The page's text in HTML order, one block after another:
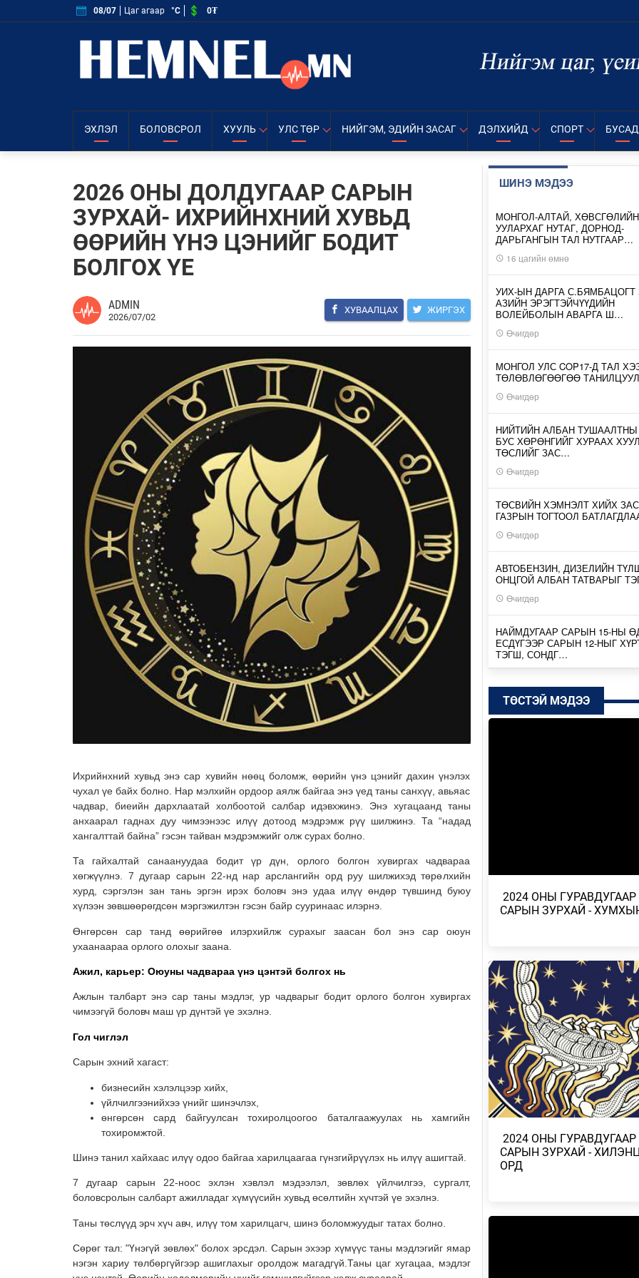
08/07 Цаг агаар °C 0₮
ЭХЛЭЛ БОЛОВСРОЛ ХУУЛЬ УЛС ТӨР НИЙГЭМ, ЭДИЙН ЗАСАГ ДЭЛХИЙД СПОРТ БУСАД
2026 ОНЫ ДОЛДУГААР САРЫН
ЗУРХАЙ- ИХРИЙНХНИЙ ХУВЬД
ӨӨРИЙН ҮНЭ ЦЭНИЙГ БОДИТ
БОЛГОХ ҮЕ
ADMIN
2026/07/02
ХУВААЛЦАХ ЖИРГЭХ
Ихрийнхний хувьд энэ сар хувийн нөөц боломж, өөрийн үнэ цэнийг дахин үнэлэх
чухал үе байх болно. Нар мэлхийн ордоор аялж байгаа энэ үед таны санхүү, авьяас
чадвар, биеийн дархлаатай холбоотой салбар идэвхжинэ. Энэ хугацаанд таны
анхаарал гаднах дуу чимээнээс илүү дотоод мэдрэмж рүү шилжинэ. Та “надад
хангалттай байна” гэсэн тайван мэдрэмжийг олж сурах болно.
Та гайхалтай санаануудаа бодит үр дүн, орлого болгон хувиргах чадвараа
хөгжүүлнэ. 7 дугаар сарын 22-нд нар арслангийн орд руу шилжихэд төрөлхийн
хурд, сэргэлэн зан тань эргэн ирэх боловч энэ удаа илүү өндөр түвшинд буюу
хүлээн зөвшөөрөгдсөн мэргэжилтэн гэсэн байр сууринаас илэрнэ.
Өнгөрсөн сар танд өөрийгөө илэрхийлж сурахыг заасан бол энэ сар оюун
ухаанаараа орлого олохыг заана.
Ажил, карьер: Оюуны чадвараа үнэ цэнтэй болгох нь
Ажлын талбарт энэ сар таны мэдлэг, ур чадварыг бодит орлого болгон хувиргах
чимээгүй боловч маш үр дүнтэй үе эхэлнэ.
Гол чиглэл
Сарын эхний хагаст:
бизнесийн хэлэлцээр хийх,
үйлчилгээнийхээ үнийг шинэчлэх,
өнгөрсөн сард байгуулсан тохиролцоогоо баталгаажуулах нь хамгийн
тохиромжтой.
Шинэ танил хайхаас илүү одоо байгаа харилцаагаа гүнзгийрүүлэх нь илүү ашигтай.
7 дугаар сарын 22-ноос эхлэн хэвлэл мэдээлэл, зөвлөх үйлчилгээ, сургалт,
боловсролын салбарт ажилладаг хүмүүсийн хувьд өсөлтийн хүчтэй үе эхэлнэ.
Таны төслүүд эрч хүч авч, илүү том харилцагч, шинэ боломжуудыг татах болно.
Сөрөг тал: "Үнэгүй зөвлөх" болох эрсдэл. Сарын эхээр хүмүүс таны мэдлэгийг ямар
нэгэн хариу төлбөргүйгээр ашиглахыг оролдож магадгүй.Таны цаг хугацаа, мэдлэг
ШИНЭ МЭДЭЭ
МОНГОЛ-АЛТАЙ, ХӨВСГӨЛИЙН
УУЛАРХАГ НУТАГ, ДОРНОД-
ДАРЬГАНГЫН ТАЛ НУТГААР…
16 цагийн өмнө
УИХ-ЫН ДАРГА С.БЯМБАЦОГТ
АЗИЙН ЭРЭГТЭЙЧҮҮДИЙН
ВОЛЕЙБОЛЫН АВАРГА Ш…
Өчигдөр
МОНГОЛ УЛС COP17-Д ТАЛ
ТӨЛӨВЛӨГӨӨГӨӨ
Өчигдөр
НИЙТИЙН АЛБАН ТУШААЛТНЫ
БУС ХӨРӨНГИЙГ ХУРААХ
ТӨСЛИЙГ ЗАС…
Өчигдөр
ТӨСВИЙН ХЭМНЭЛТ ХИЙХ
ГАЗРЫН ТОГТООЛ
Өчигдөр
АВТОБЕНЗИН, ДИЗЕЛИЙН
ОНЦГОЙ АЛБАН ТАТВАРЫГ
Өчигдөр
НАЙМДУГААР САРЫН 15-НЫ
ЕСДҮГЭЭР САРЫН 12-НЫГ
ТЭГШ, СОНДГ…
ТӨВ, ГОВЬ, ЗҮҮН АЙМГУУДЫН
ЗАРИМ ГАЗРААР ДУУ
МОНГОЛБАНК 7 ДУГААР САРД
УИХ-ЫН АСУУЛГЫН ЦАГИЙГ 3
ЗОХИОН БАЙГУУЛЖ,
АСУУЛТЫГ ЕРӨН…
2026/08/04
БАРУУН, ТӨВ, ГОВЬ, ЗҮҮН
НУТГИЙН ЗАРИМ ГАЗРААР ДУУ
ЦАХИЛГААНТ…
2026/08/04
НАЙМДУГААР САРЫН 1,2-НД
ВАГОН БУЮУ 5160 ТОНН
ОРЖ ИРЖЭ…
2026/08/03
ТӨРИЙН ТАХИЛГЫН ЁСЛОЛ
ТӨСТЭЙ МЭДЭЭ
​ 2024 ОНЫ ГУРАВДУГААР
САРЫН ЗУРХАЙ -
​ 2024 ОНЫ ГУРАВДУГААР
САРЫН ЗУРХАЙ -
ОРД